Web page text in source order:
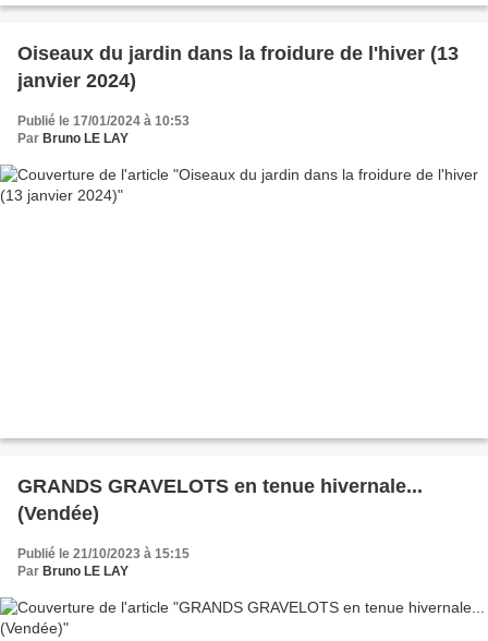
Oiseaux du jardin dans la froidure de l'hiver (13
janvier 2024)
Publié le 17/01/2024 à 10:53
Par Bruno LE LAY
GRANDS GRAVELOTS en tenue hivernale...
(Vendée)
Publié le 21/10/2023 à 15:15
Par Bruno LE LAY